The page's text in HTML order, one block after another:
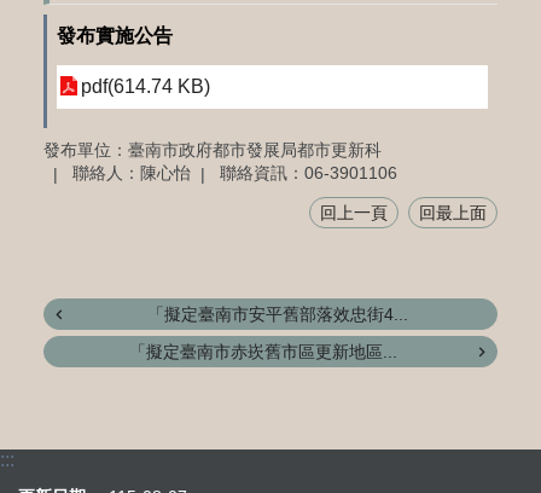
發布實施公告
pdf(614.74 KB)
發布單位：臺南市政府都市發展局都市更新科
聯絡人：陳心怡
聯絡資訊：06-3901106
回上一頁 回最上面
「擬定臺南市安平舊部落效忠街4...
「擬定臺南市赤崁舊市區更新地區...
:::